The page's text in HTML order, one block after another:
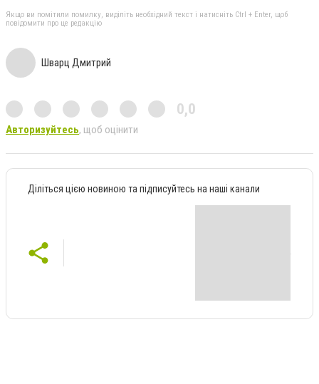
Якщо ви помітили помилку, виділіть необхідний текст і натисніть Ctrl + Enter, щоб
повідомити про це редакцію
Шварц Дмитрий
0,0
Авторизуйтесь, щоб оцінити
Діліться цією новиною та підписуйтесь на наші канали